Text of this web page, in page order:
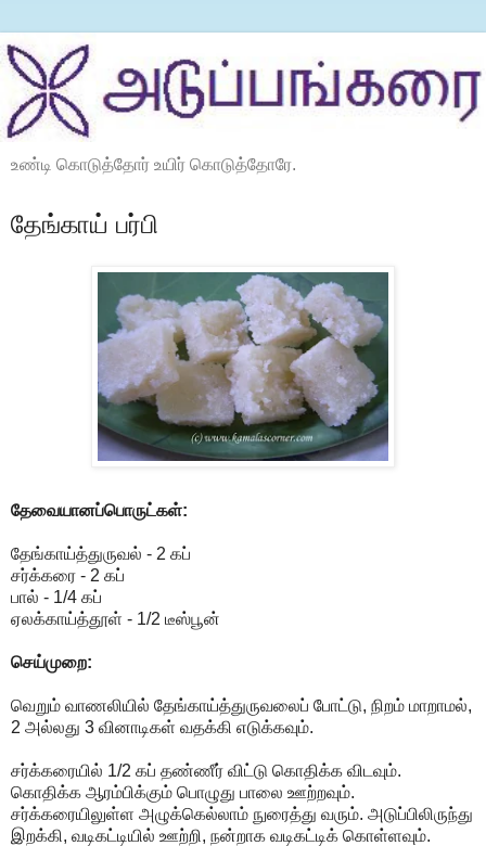
உண்டி கொடுத்தோர் உயிர் கொடுத்தோரே.
தேங்காய் பர்பி
தேவையானப்பொருட்கள்:
தேங்காய்த்துருவல் - 2 கப்
சர்க்கரை - 2 கப்
பால் - 1/4 கப்
ஏலக்காய்த்தூள் - 1/2 டீஸ்பூன்
செய்முறை:
வெறும் வாணலியில் தேங்காய்த்துருவலைப் போட்டு, நிறம் மாறாமல்,
2 அல்லது 3 வினாடிகள் வதக்கி எடுக்கவும்.
சர்க்கரையில் 1/2 கப் தண்ணீர் விட்டு கொதிக்க விடவும்.
கொதிக்க ஆரம்பிக்கும் பொழுது பாலை ஊற்றவும்.
சர்க்கரையிலுள்ள அழுக்கெல்லாம் நுரைத்து வரும். அடுப்பிலிருந்து
இறக்கி, வடிகட்டியில் ஊற்றி, நன்றாக வடிகட்டிக் கொள்ளவும்.